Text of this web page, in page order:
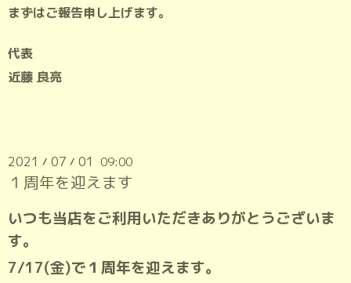
まずはご報告申し上げます。
代表
近藤 良亮
2021 / 07 / 01 09:00
１周年を迎えます
いつも当店をご利用いただきありがとうございま
す。
7/17(金)で１周年を迎えます。